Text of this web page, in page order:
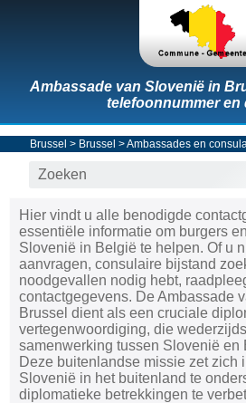
Ambassade van Slovenië in
telefoonnummer en
Brussel > Brussel >Ambassades en
Hier vindt u alle benodigde
essentiële informatie om burgers
Slovenië in België te helpen. Of u
aanvragen, consulaire bijstand
noodgevallen nodig hebt,
contactgegevens. De Ambassade
Brussel dient als een cruciale
vertegenwoordiging, die
samenwerking tussen Slovenië en
Deze buitenlandse missie zet zich
Slovenië in het buitenland te
diplomatieke betrekkingen te